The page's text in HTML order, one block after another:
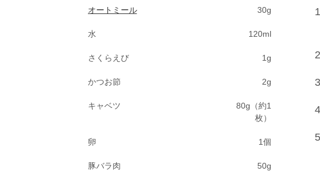
オートミール 30g
水 120ml
さくらえび 1g
かつお節 2g
キャベツ
80g（約1
枚）
卵 1個
豚バラ肉 50g